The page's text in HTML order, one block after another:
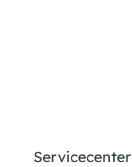
Servicecenter